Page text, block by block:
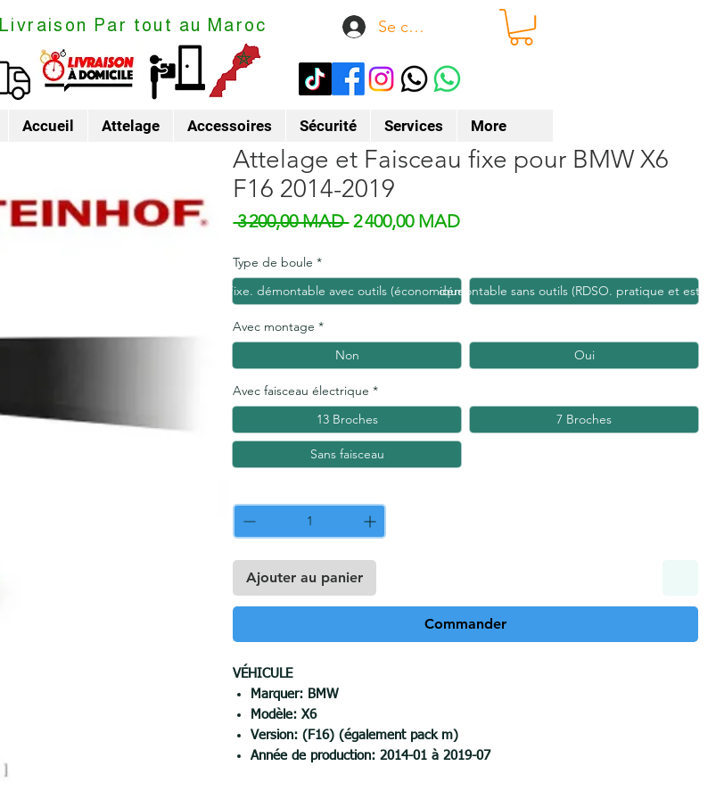
Livraison Par tout au Maroc Se connecter
Accueil Attelage Accessoires Sécurité Services More
Attelage et Faisceau fixe pour BMW X6
F16 2014-2019
3 200,00 MAD Prix original
2 400,00 MADPrix promotionnel
Type de boule *
Fixe. démontable avec outils (économique)démontable sans outils (RDSO. pratique et
Avec montage *
Non
Oui
Avec faisceau électrique *
13 Broches
7 Broches
Sans faisceau
Ajouter au panier
Commander
VÉHICULE
Marquer: BMW
Modèle:X6
Version: (F16) (également pack m)
Année de production: 2014-01 à 2019-07